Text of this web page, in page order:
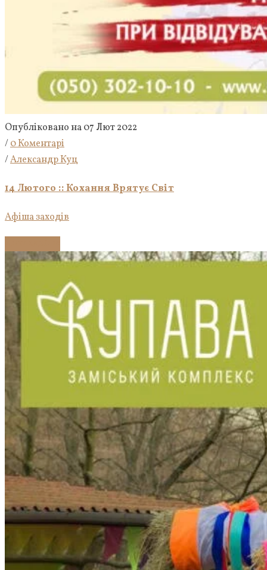
Опубліковано на 07 Лют 2022
/0 Коментарі
/Александр Куц
14 Лютого :: Кохання Врятує Світ
Афіша заходів